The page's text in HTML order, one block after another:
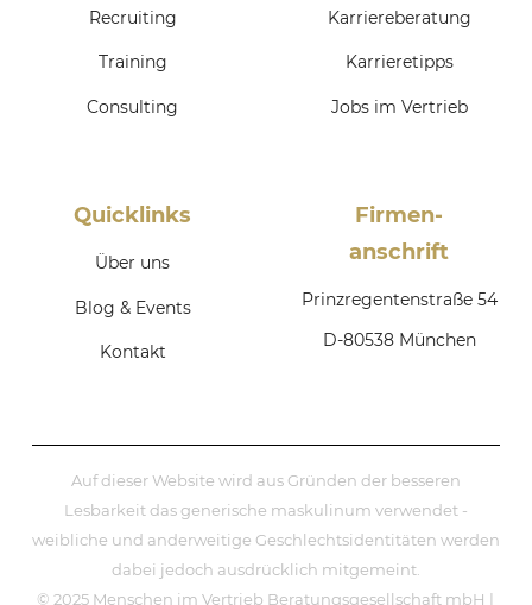
Recruiting
Training
Consulting
Karriereberatung
Karrieretipps
Jobs im Vertrieb
Quicklinks
Über uns
Blog & Events
Kontakt
Firmen­
anschrift
Prinzregentenstraße 54
D-80538 München
Auf dieser Website wird aus Gründen der besseren
Lesbarkeit das generische maskulinum verwendet -
weibliche und anderweitige Geschlechtsidentitäten werden
dabei jedoch ausdrücklich mitgemeint.
© 2025 Menschen im Vertrieb Beratungsgesellschaft mbH |